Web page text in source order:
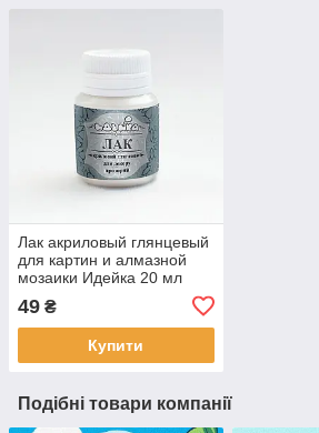
Лак акриловый глянцевый
для картин и алмазной
мозаики Идейка 20 мл
49 ₴
Купити
Подібні товари компанії